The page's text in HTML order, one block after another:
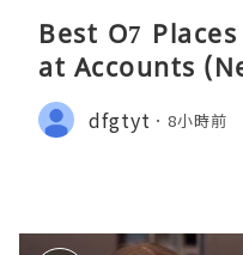
Best O7
at Accounts
dfgtyt 8小時前